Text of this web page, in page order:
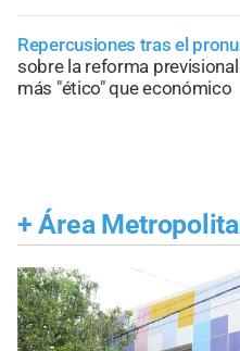
Repercusiones tras el
sobre la reforma
más "ético" que económico
+ Área